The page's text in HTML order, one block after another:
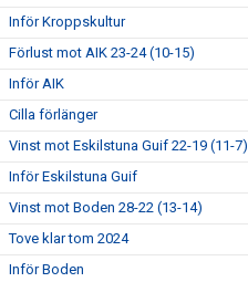
Inför Kroppskultur
Förlust mot AIK 23-24 (10-15)
Inför AIK
Cilla förlänger
Vinst mot Eskilstuna Guif 22-19 (11-7)
Inför Eskilstuna Guif
Vinst mot Boden 28-22 (13-14)
Tove klar tom 2024
Inför Boden